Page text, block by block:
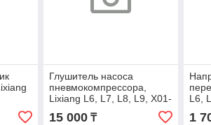
Глушитель насоса
пневмокомпрессора,
Lixiang L6, L7, L8, L9, X01-
15 000₸
L6,
1